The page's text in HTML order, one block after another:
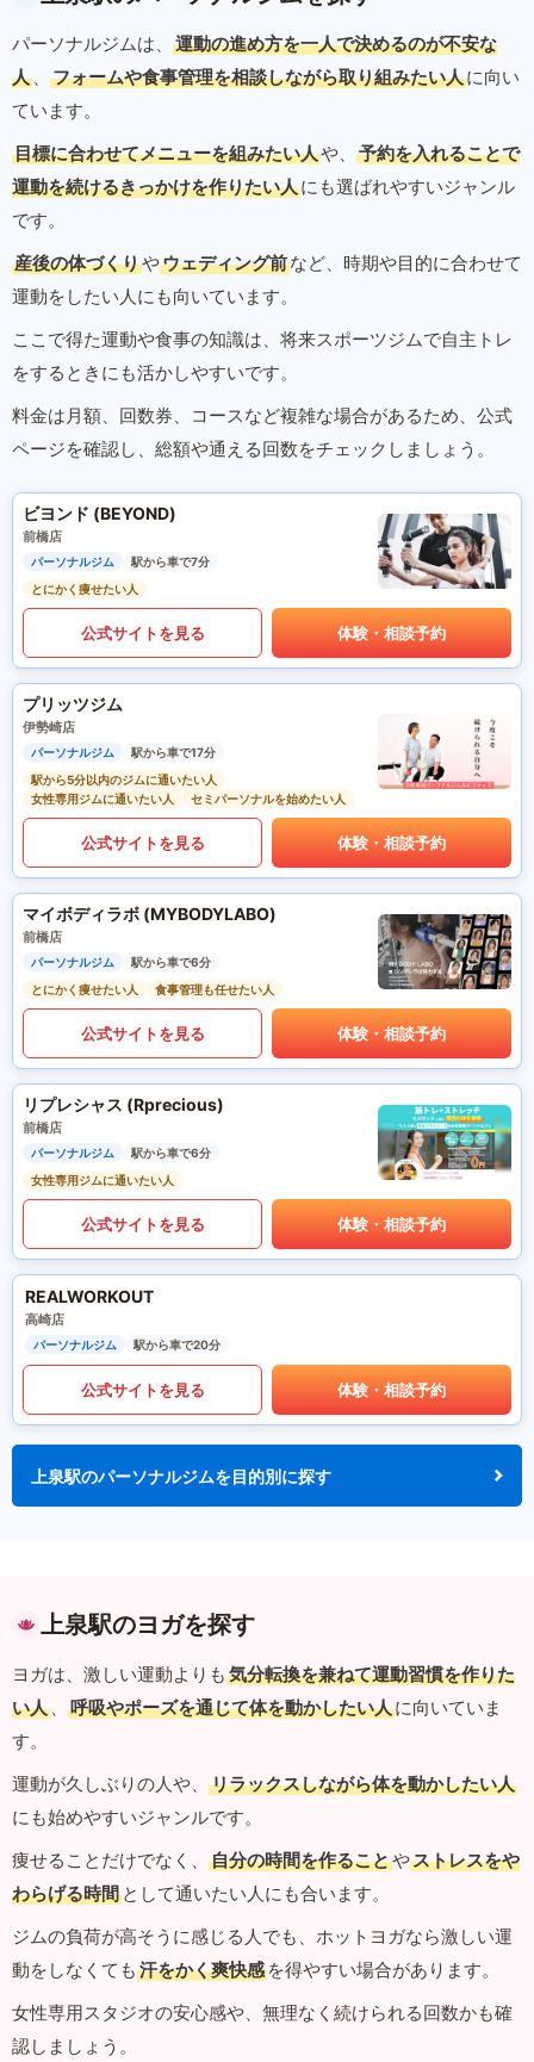
パーソナルジムは、
運動の進め方を一人で決めるのが不安な
人 、 フォームや食事管理を相談しながら取り組みたい人に向い
ています。
目標に合わせてメニューを組みたい人や、
予約を入れることで
運動を続けるきっかけを作りたい人にも選ばれやすいジャンル
です。
産後の体づくりやウェディング前など、時期や目的に合わせて
運動をしたい人にも向いています。
ここで得た運動や食事の知識は、将来スポーツジムで自主トレ
をするときにも活かしやすいです。
料金は月額、回数券、コースなど複雑な場合があるため、公式
ページを確認し、総額や通える回数をチェックしましょう。
ビヨンド (BEYOND)
前橋店
パーソナルジム
駅から車で7分
とにかく痩せたい人
公式サイトを見る 体験・相談予約
プリッツジム
伊勢崎店
パーソナルジム
駅から車で17分
駅から5分以内のジムに通いたい人
女性専用ジムに通いたい人
セミパーソナルを始めたい人
公式サイトを見る 体験・相談予約
マイボディラボ (MYBODYLABO)
前橋店
パーソナルジム
駅から車で6分
とにかく痩せたい人
食事管理も任せたい人
公式サイトを見る 体験・相談予約
リプレシャス (Rprecious)
前橋店
パーソナルジム
駅から車で6分
女性専用ジムに通いたい人
公式サイトを見る 体験・相談予約
REALWORKOUT
高崎店
パーソナルジム 駅から車で20分
公式サイトを見る 体験・相談予約
上泉駅のパーソナルジムを目的別に探す
上泉駅のヨガを探す
ヨガは、激しい運動よりも 気分転換を兼ねて運動習慣を作りた
い人 、 呼吸やポーズを通じて体を動かしたい人に向いていま
す。
運動が久しぶりの人や、
リラックスしながら体を動かしたい人
にも始めやすいジャンルです。
痩せることだけでなく、
自分の時間を作ることやストレスをや
わらげる時間 として通いたい人にも合います。
ジムの負荷が高そうに感じる人でも、ホットヨガなら激しい運
動をしなくても 汗をかく爽快感 を得やすい場合があります。
女性専用スタジオの安心感や、無理なく続けられる回数かも確
認しましょう。